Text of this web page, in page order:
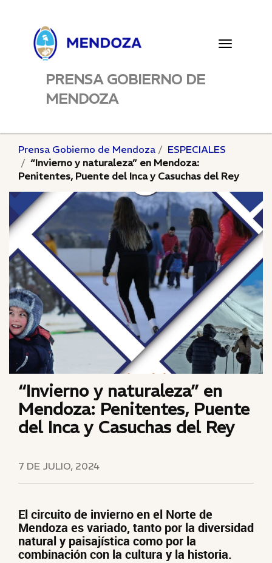
Toggle
PRENSA GOBIERNO DE
MENDOZA
Prensa Gobierno de Mendoza
ESPECIALES
“Invierno y naturaleza” en Mendoza:
Penitentes, Puente del Inca y Casuchas del Rey
“Invierno y naturaleza” en
Mendoza: Penitentes, Puente
del Inca y Casuchas del Rey
7 DE JULIO, 2024
El circuito de invierno en el Norte de
Mendoza es variado, tanto por la diversidad
natural y paisajística como por la
combinación con la cultura y la historia.